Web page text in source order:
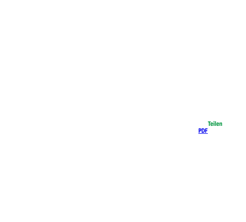
PDF
Teilen